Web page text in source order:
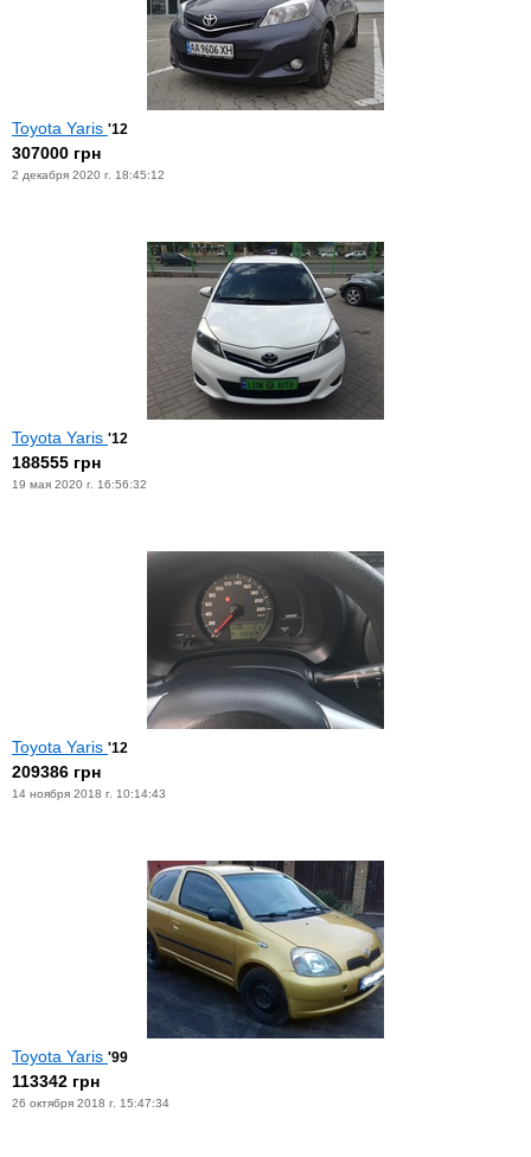
Toyota Yaris '12
307000 грн
2 декабря 2020 г. 18:45:12
Toyota Yaris '12
188555 грн
19 мая 2020 г. 16:56:32
Toyota Yaris '12
209386 грн
14 ноября 2018 г. 10:14:43
Toyota Yaris '99
113342 грн
26 октября 2018 г. 15:47:34